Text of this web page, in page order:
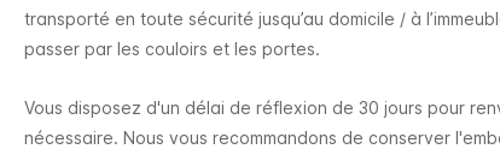
transporté en toute sécurité jusqu’au domicile / à
passer par les couloirs et les portes.
Vous disposez d'un délai de réflexion de 30 jours pour
nécessaire. Nous vous recommandons de conserver